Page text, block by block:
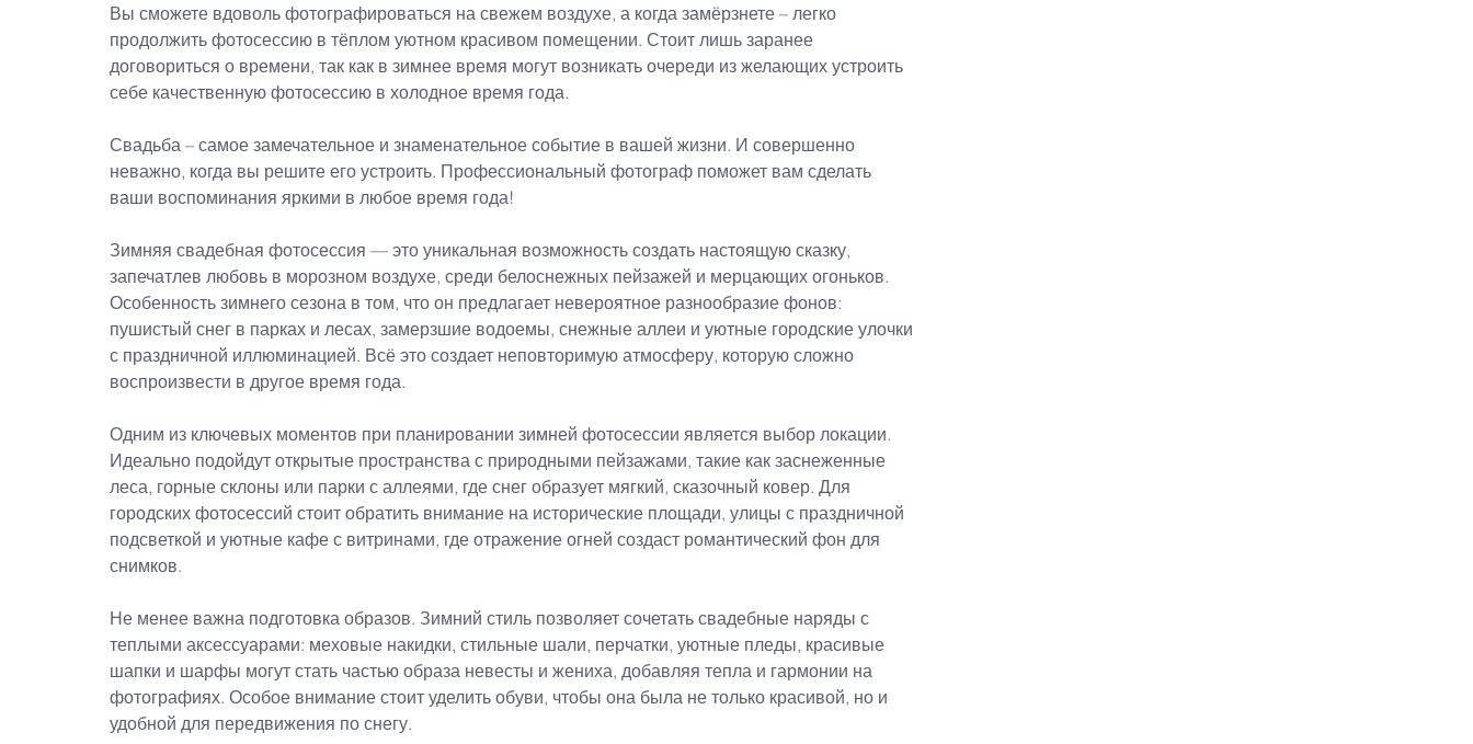
Вы сможете вдоволь фотографироваться на свежем воздухе, а когда замёрзнете – легко
продолжить фотосессию в тёплом уютном красивом помещении. Стоит лишь заранее
договориться о времени, так как в зимнее время могут возникать очереди из желающих устроить
себе качественную фотосессию в холодное время года.
Свадьба – самое замечательное и знаменательное событие в вашей жизни. И совершенно
неважно, когда вы решите его устроить. Профессиональный фотограф поможет вам сделать
ваши воспоминания яркими в любое время года!
Зимняя свадебная фотосессия — это уникальная возможность создать настоящую сказку,
запечатлев любовь в морозном воздухе, среди белоснежных пейзажей и мерцающих огоньков.
Особенность зимнего сезона в том, что он предлагает невероятное разнообразие фонов:
пушистый снег в парках и лесах, замерзшие водоемы, снежные аллеи и уютные городские улочки
с праздничной иллюминацией. Всё это создает неповторимую атмосферу, которую сложно
воспроизвести в другое время года.
Одним из ключевых моментов при планировании зимней фотосессии является выбор локации.
Идеально подойдут открытые пространства с природными пейзажами, такие как заснеженные
леса, горные склоны или парки с аллеями, где снег образует мягкий, сказочный ковер. Для
городских фотосессий стоит обратить внимание на исторические площади, улицы с праздничной
подсветкой и уютные кафе с витринами, где отражение огней создаст романтический фон для
снимков.
Не менее важна подготовка образов. Зимний стиль позволяет сочетать свадебные наряды с
теплыми аксессуарами: меховые накидки, стильные шали, перчатки, уютные пледы, красивые
шапки и шарфы могут стать частью образа невесты и жениха, добавляя тепла и гармонии на
фотографиях. Особое внимание стоит уделить обуви, чтобы она была не только красивой, но и
удобной для передвижения по снегу.